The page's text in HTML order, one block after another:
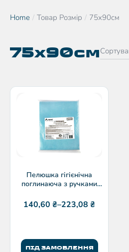
You are here:
Home Товар Розмір 75х90см
75х90см
Пелюшка гігієнічна
поглинаюча з ручками
(High Strength) | 1 шт/уп
140,60 ₴–223,08 ₴
ПІД ЗАМОВЛЕННЯ